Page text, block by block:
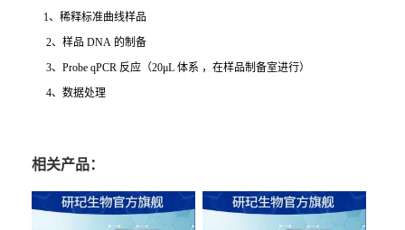
1、稀释标准曲线样品
2、样品 DNA 的制备
3、Probe qPCR 反应（20μL 体系 ，在样品制备室进行）
4、数据处理
相关产品：